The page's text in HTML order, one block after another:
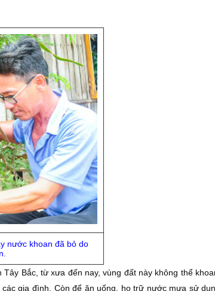
nước khoan đã bỏ do
Bắc, từ xưa đến nay, vùng đất này không thể
gia đình. Còn để ăn uống, họ trữ nước mưa sử